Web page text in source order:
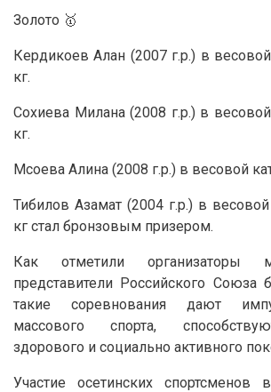
Золото 🥇
Кердикоев Алан (2007 г.р.) в
кг.
Сохиева Милана (2008 г.р.) в
кг.
Мсоева Алина (2008 г.р.) в весовой
Тибилов Азамат (2004 г.р.) в
кг стал бронзовым призером.
Как отметили организаторы
представители Российского Союза
такие соревнования дают
массового спорта,
здорового и социально активного
Участие осетинских спортсменов